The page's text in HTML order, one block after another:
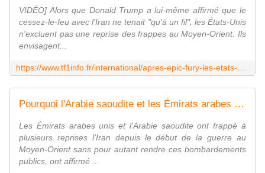
VIDÉO] Alors que Donald Trump a lui-même affirmé que le
cessez-le-feu avec l'Iran ne tenait "qu'à un fil", les États-Unis
n'excluent pas une reprise des frappes au Moyen-Orient. Ils
envisagent...
Pourquoi l'Arabie saoudite et les Émirats arabes unis auraient-ils bombardé l'Iran en "secret" ?
Les Émirats arabes unis et l'Arabie saoudite ont frappé à
plusieurs reprises l'Iran depuis le début de la guerre au
Moyen-Orient sans pour autant rendre ces bombardements
publics, ont affirmé ...